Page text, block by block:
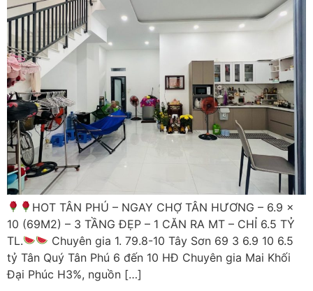
HOT TÂN PHÚ – NGAY CHỢ TÂN HƯƠNG – 6.9 x
10 (69M2) – 3 TẦNG ĐẸP – 1 CĂN RA MT – CHỈ 6.5 TỶ
TL.
Chuyên gia 1. 79.8-10 Tây Sơn 69 3 6.9 10 6.5
tỷ Tân Quý Tân Phú 6 đến 10 HĐ Chuyên gia Mai Khối
Đại Phúc H3%, nguồn […]